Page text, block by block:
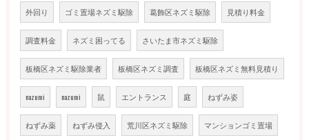
外回り ゴミ置場ネズミ駆除 葛飾区ネズミ駆除 見積り料金
調査料金 ネズミ困ってる さいたま市ネズミ駆除
板橋区ネズミ駆除業者 板橋区ネズミ調査 板橋区ネズミ無料見積り
nazumi nazumi 鼠 エントランス 庭 ねずみ姿
ねずみ薬 ねずみ侵入 荒川区ネズミ駆除 マンションゴミ置場